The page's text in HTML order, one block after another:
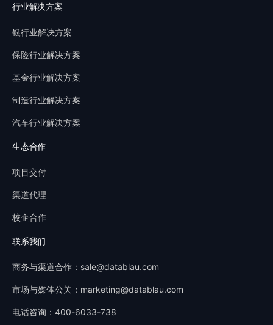
行业解决方案
银行业解决方案
保险行业解决方案
基金行业解决方案
制造行业解决方案
汽车行业解决方案
生态合作
项目交付
渠道代理
校企合作
联系我们
商务与渠道合作：sale@datablau.com
市场与媒体公关：marketing@datablau.com
电话咨询：400-6033-738